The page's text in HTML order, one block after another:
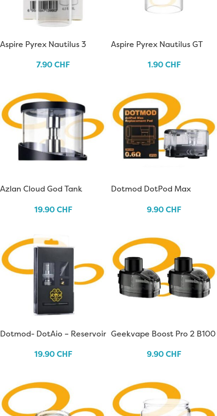
Aspire Pyrex Nautilus 3
7.90CHF
Aspire Pyrex Nautilus GT
1.90CHF
Azlan Cloud God Tank
19.90CHF
Dotmod DotPod Max
9.90CHF
Dotmod- DotAio – Reservoir
19.90CHF
Geekvape Boost Pro 2 B100
9.90CHF